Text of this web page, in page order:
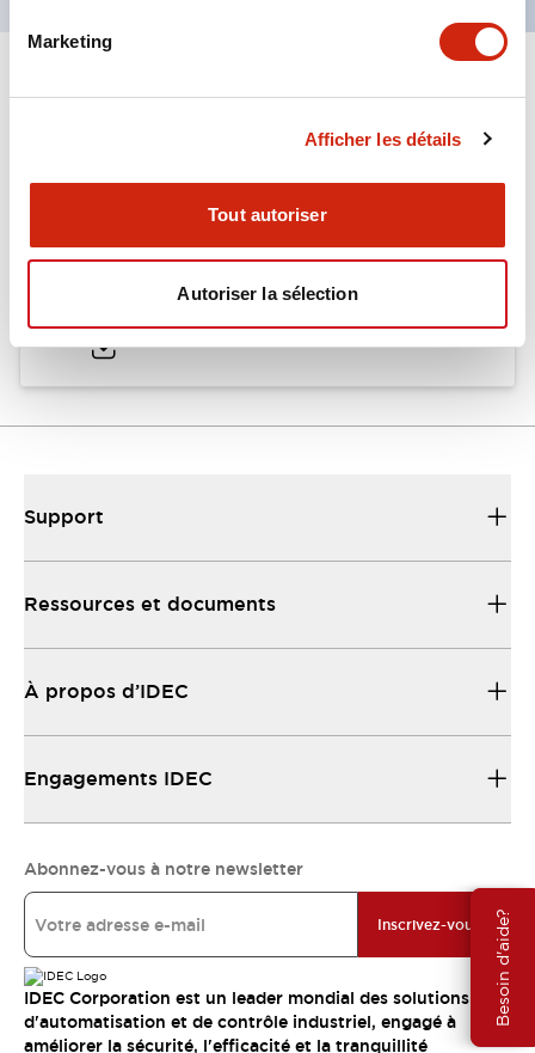
Marketing
Afficher les détails
Tout autoriser
Autoriser la sélection
Besoin d'aide?
Documents et fichiers
Catalogues Et Brochures
Support
Ressources et documents
À propos d’IDEC
Engagements IDEC
Abonnez-vous à notre newsletter
Inscrivez-vous
IDEC Corporation est un leader mondial des solutions
d'automatisation et de contrôle industriel, engagé à
améliorer la sécurité, l'efficacité et la tranquillité